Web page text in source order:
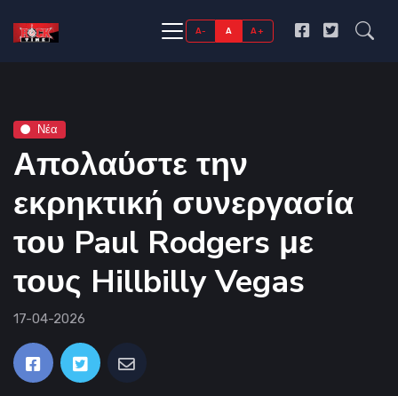
A- A A+
Νέα
Απολαύστε την
εκρηκτική συνεργασία
του Paul Rodgers με
τους Hillbilly Vegas
17-04-2026